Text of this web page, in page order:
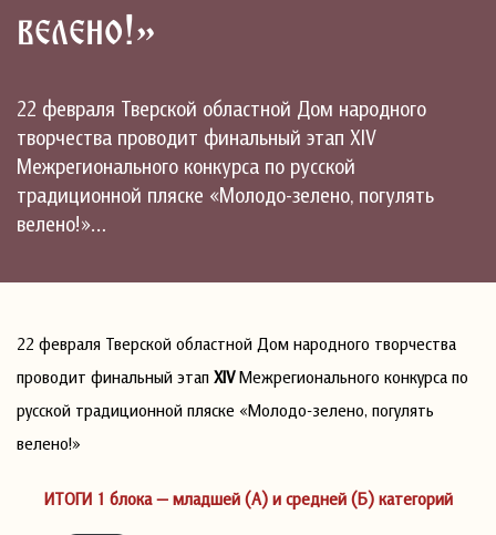
велено!»
22 февраля Тверской областной Дом народного
творчества проводит финальный этап XIV
Межрегионального конкурса по русской
традиционной пляске «Молодо-зелено, погулять
велено!»…
22 февраля Тверской областной Дом народного творчества
проводит финальный этап XIVМежрегионального конкурса по
русской традиционной пляске «Молодо-зелено, погулять
велено!»
ИТОГИ 1 блока — младшей (А) и средней (Б) категорий